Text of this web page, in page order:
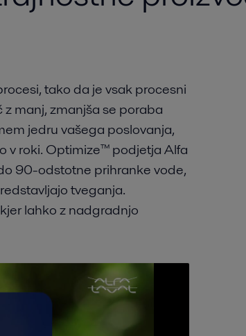
tako da je vsak procesni
manj, zmanjša se poraba
jedru vašega poslovanja,
v roki. Optimize™ podjetja Alfa
90-odstotne prihranke vode,
tveganja.
lahko z nadgradnjo